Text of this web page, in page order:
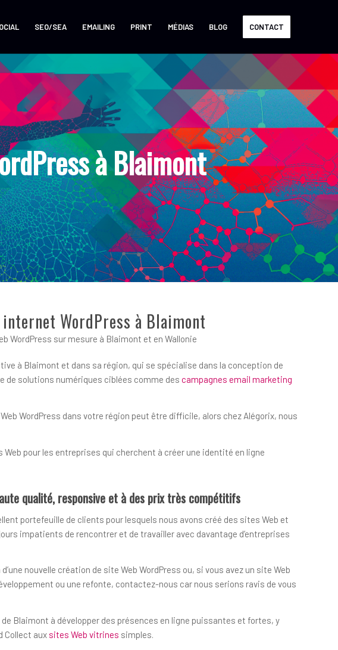
SEO/SEA EMAILING PRINT MÉDIAS BLOG CONTACT
à Blaimont
WordPress à Blaimont
WordPress sur mesure à Blaimont et en Wallonie
à Blaimont et dans sa région, qui se spécialise dans la conception de
de solutions numériques ciblées comme des campagnes email marketing
WordPress dans votre région peut être difficile, alors chez Alégorix, nous
pour les entreprises qui cherchent à créer une identité en ligne
qualité, responsive et à des prix très compétitifs
portefeuille de clients pour lesquels nous avons créé des sites Web et
impatients de rencontrer et de travailler avec davantage d’entreprises
nouvelle création de site Web WordPress ou, si vous avez un site Web
ou une refonte, contactez-nous car nous serions ravis de vous
Blaimont à développer des présences en ligne puissantes et fortes, y
Collect aux sites Web vitrines simples.